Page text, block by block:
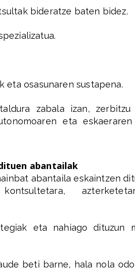
bideratze baten bidez.
eta osasunaren sustapena.
zabala izan, zerbitzu
eta
abantailak
abantaila eskaintzen
eta nahiago dituzun
beti barne, hala nola